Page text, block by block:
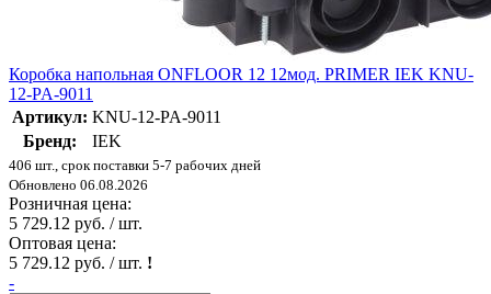
Коробка напольная ONFLOOR 12 12мод. PRIMER IEK KNU-
12-PA-9011
Артикул: KNU-12-PA-9011
Бренд:
IEK
406 шт., срок поставки 5-7 рабочих дней
Обновлено 06.08.2026
Розничная цена:
5 729.12 руб. / шт.
Оптовая цена:
5 729.12 руб. / шт. !
-